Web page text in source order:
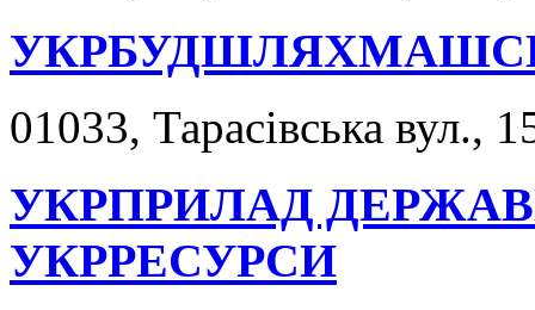
01033, Тарасівська вул.,
УКРПРИЛАД
УКРРЕСУРСИ